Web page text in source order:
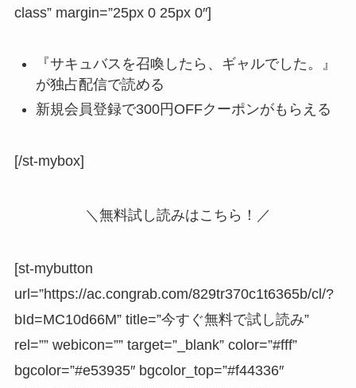
class” margin=”25px 0 25px 0″]
『サキュバスを召喚したら、ギャルでした。』
が独占配信で読める
新規会員登録で300円OFFクーポンがもらえる
[/st-mybox]
＼無料試し読みはこちら！／
[st-mybutton
url=”https://ac.congrab.com/829tr370c1t6365b/cl/?
bId=MC10d66M” title=”今すぐ無料で試し読み”
rel=”” webicon=”” target=”_blank” color=”#fff”
bgcolor=”#e53935″ bgcolor_top=”#f44336″